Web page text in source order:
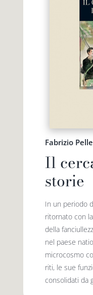
Fabrizio
Il
storie
In un periodo
ritornato con
della
nel paese
microcosmo
riti, le sue
consolidati da